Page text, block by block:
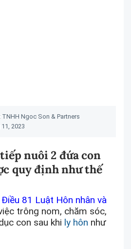
TNHH Ngoc Son & Partners
2023
nuôi 2 đứa con
quy định như thế
Điều 81 Luật Hôn nhân và
trông nom, chăm sóc,
con sau khi ly hôn như